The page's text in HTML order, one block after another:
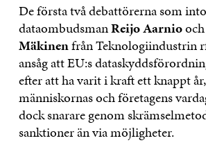
De första två debattörerna som
dataombudsmanReijo Aarnio
Mäkinenfrån Teknologiindustrin
ansåg att EU:s
efter att ha varit i kraft ett knappt
människornas och företagens
dock snarare genom
sanktioner än via möjligheter.